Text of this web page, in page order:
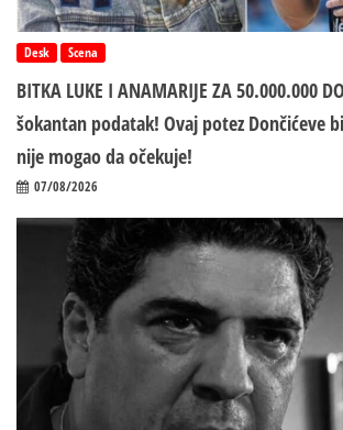
Desk Scena
BITKA LUKE I ANAMARIJE ZA 50.000.000
šokantan podatak! Ovaj potez Dončićeve
nije mogao da očekuje!
07/08/2026